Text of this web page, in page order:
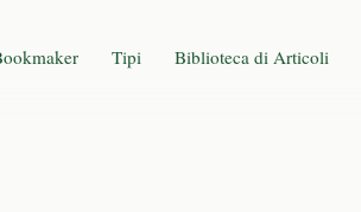
Tipi Biblioteca di Articoli